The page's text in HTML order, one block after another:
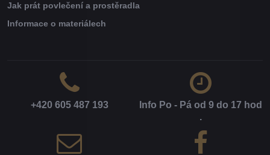
Jak prát povlečení a prostěradla
Informace o materiálech
+420 605 487 193
Info Po - Pá od 9 do 17 hod​
.